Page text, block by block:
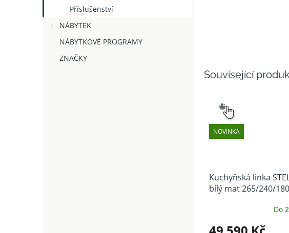
Příslušenství
NÁBYTEK
NÁBYTKOVÉ PROGRAMY
ZNAČKY
Související
NOVINKA
VÝBĚR
Kuchyňská linka
bílý mat 265/240/
Do